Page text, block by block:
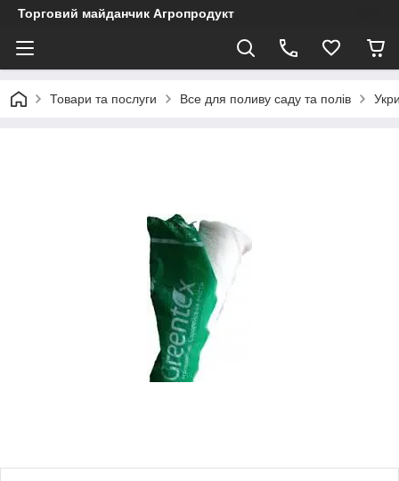
Торговий майданчик Агропродукт
Товари та послуги Все для поливу саду та полів